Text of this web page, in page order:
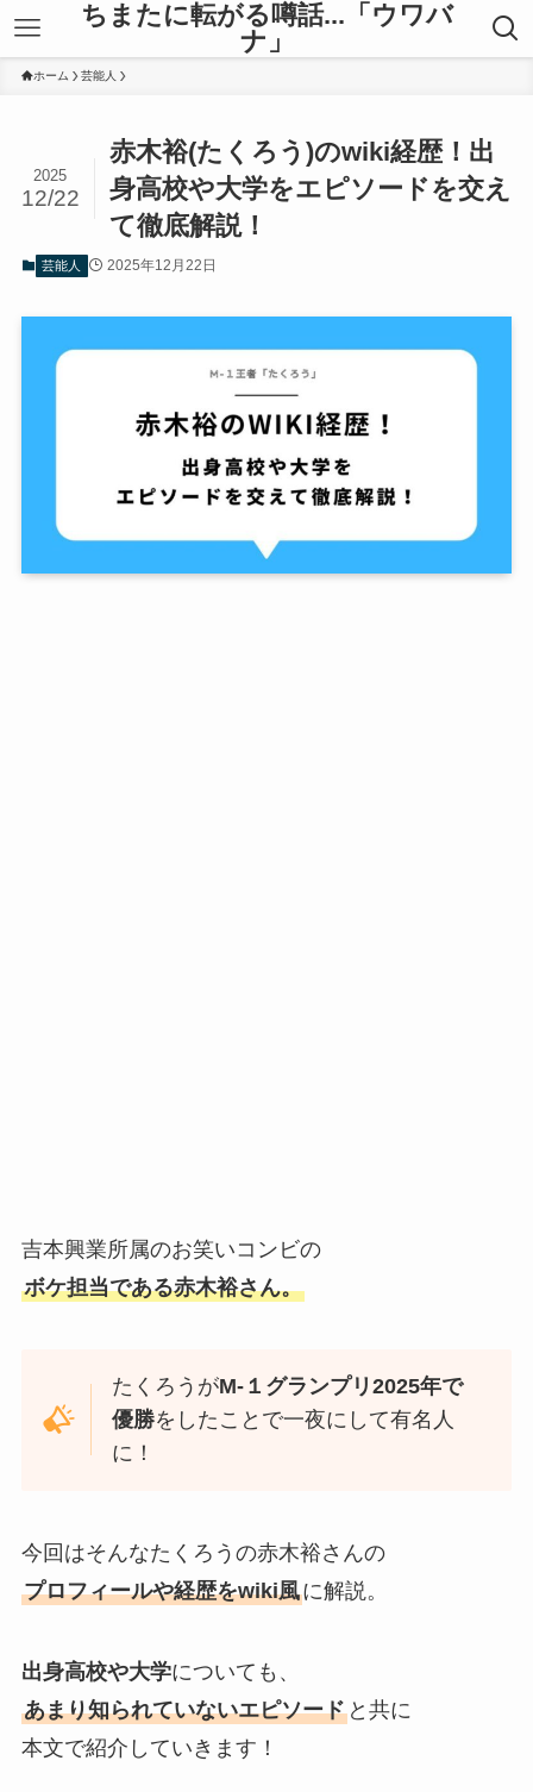
ちまたに転がる噂話...「ウワバ
ナ」
ホーム 芸能人
赤木裕(たくろう)のwiki経歴！出
身高校や大学をエピソードを交え
て徹底解説！
2025
12/22
芸能人 2025年12月22日
吉本興業所属のお笑いコンビの
ボケ担当である赤木裕さん。
たくろうがM-１グランプリ2025年で
優勝をしたことで一夜にして有名人
に！
今回はそんなたくろうの赤木裕さんの
プロフィールや経歴をwiki風に解説。
出身高校や大学についても、
あまり知られていないエピソードと共に
本文で紹介していきます！